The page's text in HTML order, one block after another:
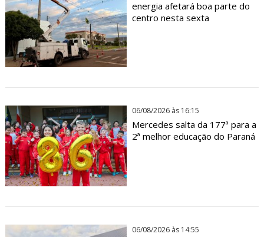
energia afetará boa parte do
centro nesta sexta
06/08/2026 às 16:15
Mercedes salta da 177ª para a
2ª melhor educação do Paraná
06/08/2026 às 14:55